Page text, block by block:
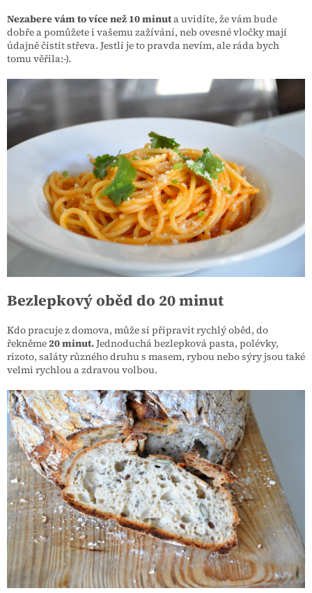
Nezabere vám to více než 10 minuta uvidíte, že vám bude
dobře a pomůžete i vašemu zažívání, neb ovesné vločky mají
údajně čistit střeva. Jestli je to pravda nevím, ale ráda bych
tomu věřila:-).
Bezlepkový oběd do 20 minut
Kdo pracuje z domova, může si připravit rychlý oběd, do
řekněme20 minut.Jednoduchá bezlepková pasta, polévky,
rizoto, saláty různého druhu s masem, rybou nebo sýry jsou také
velmi rychlou a zdravou volbou.